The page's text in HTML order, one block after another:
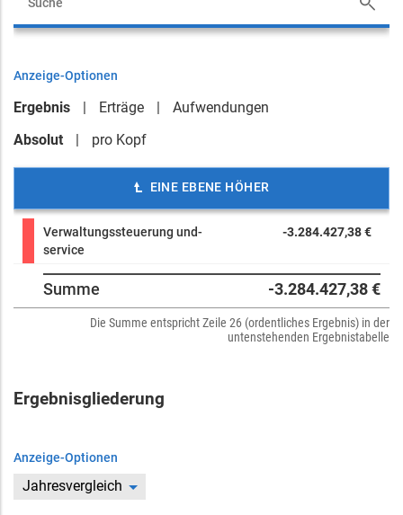
Anzeige-Optionen
Ergebnis Erträge
Aufwendungen
Absolut
pro Kopf
EINE EBENE HÖHER
Verwaltungssteuerung und-
service
-3.284.427,38 €
Summe -3.284.427,38 €
Die Summe entspricht Zeile 26 (ordentliches Ergebnis) in der
untenstehenden Ergebnistabelle
Ergebnisgliederung
Anzeige-Optionen
Jahresvergleich